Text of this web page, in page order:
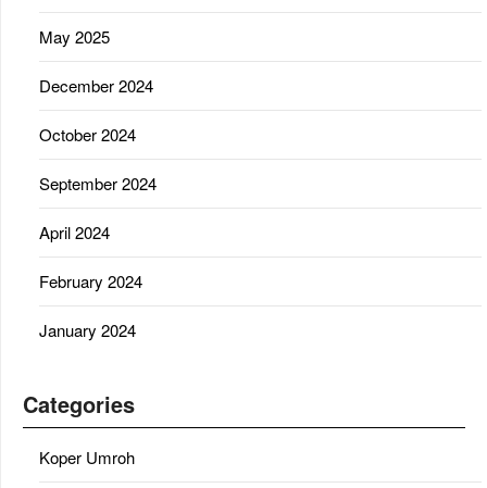
May 2025
December 2024
October 2024
September 2024
April 2024
February 2024
January 2024
Categories
Koper Umroh